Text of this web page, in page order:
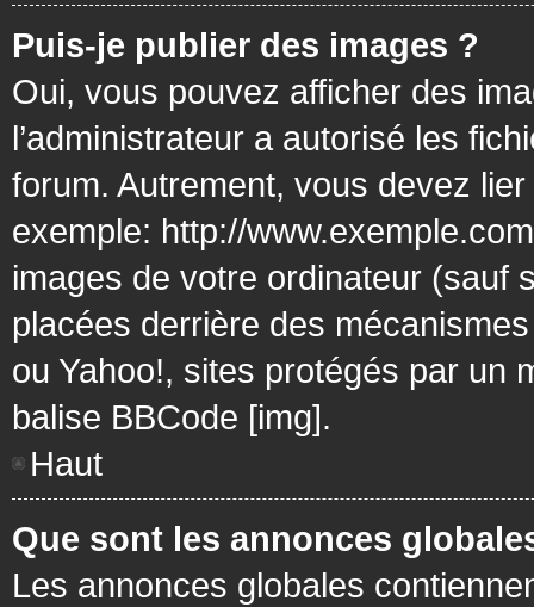
Puis-je publier des images ?
Oui, vous pouvez afficher des
l’administrateur a autorisé les
forum. Autrement, vous devez
exemple: http://
images de votre ordinateur (sauf
placées derrière des
ou Yahoo!, sites protégés par un
balise BBCode [img].
Haut
Que sont les annonces
Les annonces globales